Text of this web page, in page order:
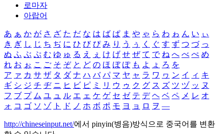
로마자
아랍어
あ ぁ か が さ ざ た だ な は ば ぱ ま や ゃ ら わ ゎ ん い ぃ
き ぎ し じ ち ぢ に ひ び ぴ み り う ぅ く ぐ す ず つ づ っ
ぬ ふ ぶ ぷ む ゆ ゅ る え ぇ け げ せ ぜ て で ね へ べ ぺ め
れ お ぉ こ ご そ ぞ と ど の ほ ぼ ぽ も よ ょ ろ を
ア ァ カ サ ザ タ ダ ナ ハ バ パ マ ヤ ャ ラ ワ ヮ ン イ ィ キ
ギ シ ジ チ ヂ ニ ヒ ビ ピ ミ リ ウ ゥ ク グ ス ズ ツ ヅ ッ ヌ
フ ブ プ ム ユ ュ ル エ ェ ケ ゲ セ ゼ テ デ ヘ ベ ペ メ レ オ
ォ コ ゴ ソ ゾ ト ド ノ ホ ボ ポ モ ヨ ョ ロ ヲ ―
http://chineseinput.net/에서 pinyin(병음)방식으로 중국어를 변환